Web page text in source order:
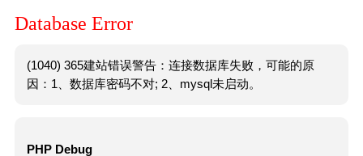
Database Error
(1040) 365建站错误警告：连接数据库失败，可能的原
因：1、数据库密码不对; 2、mysql未启动。
PHP Debug